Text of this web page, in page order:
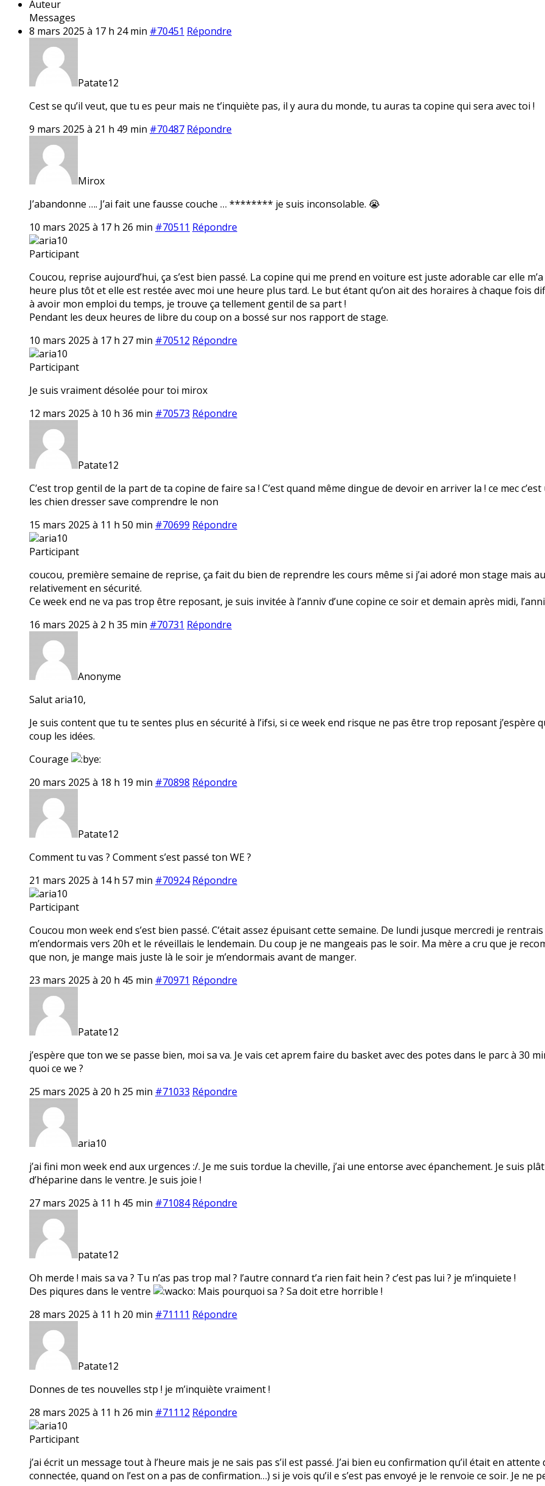
Auteur
Messages
8 mars 2025 à 17 h 24 min #70451 Répondre
Patate12
Cest se qu’il veut, que tu es peur mais ne t’inquiète pas, il y aura du monde, tu auras ta copine qui sera avec toi !
9 mars 2025 à 21 h 49 min #70487 Répondre
Mirox
J’abandonne …. J’ai fait une fausse couche … ******** je suis inconsolable. 😭
10 mars 2025 à 17 h 26 min #70511 Répondre
aria10
Participant
Coucou, reprise aujourd’hui, ça s’est bien passé. La copine qui me prend en voiture est juste adorable car elle
heure plus tôt et elle est restée avec moi une heure plus tard. Le but étant qu’on ait des horaires à chaque fois
à avoir mon emploi du temps, je trouve ça tellement gentil de sa part !
Pendant les deux heures de libre du coup on a bossé sur nos rapport de stage.
10 mars 2025 à 17 h 27 min #70512 Répondre
aria10
Participant
Je suis vraiment désolée pour toi mirox
12 mars 2025 à 10 h 36 min #70573 Répondre
Patate12
C’est trop gentil de la part de ta copine de faire sa ! C’est quand même dingue de devoir en arriver la ! ce mec
les chien dresser save comprendre le non
15 mars 2025 à 11 h 50 min #70699 Répondre
aria10
Participant
coucou, première semaine de reprise, ça fait du bien de reprendre les cours même si j’ai adoré mon stage mais
relativement en sécurité.
Ce week end ne va pas trop être reposant, je suis invitée à l’anniv d’une copine ce soir et demain après midi,
16 mars 2025 à 2 h 35 min #70731 Répondre
Anonyme
Salut aria10,
Je suis content que tu te sentes plus en sécurité à l’ifsi, si ce week end risque ne pas être trop reposant j’espère
coup les idées.
Courage
20 mars 2025 à 18 h 19 min #70898 Répondre
Patate12
Comment tu vas ? Comment s’est passé ton WE ?
21 mars 2025 à 14 h 57 min #70924 Répondre
aria10
Participant
Coucou mon week end s’est bien passé. C’était assez épuisant cette semaine. De lundi jusque mercredi je
m’endormais vers 20h et le réveillais le lendemain. Du coup je ne mangeais pas le soir. Ma mère a cru que je
que non, je mange mais juste là le soir je m’endormais avant de manger.
23 mars 2025 à 20 h 45 min #70971 Répondre
Patate12
j’espère que ton we se passe bien, moi sa va. Je vais cet aprem faire du basket avec des potes dans le parc à 30
quoi ce we ?
25 mars 2025 à 20 h 25 min #71033 Répondre
aria10
j’ai fini mon week end aux urgences :/. Je me suis tordue la cheville, j’ai une entorse avec épanchement. Je suis
d’héparine dans le ventre. Je suis joie !
27 mars 2025 à 11 h 45 min #71084 Répondre
patate12
Oh merde ! mais sa va ? Tu n’as pas trop mal ? l’autre connard t’a rien fait hein ? c’est pas lui ? je m’inquiete !
Des piqures dans le ventre
Mais pourquoi sa ? Sa doit etre horrible !
28 mars 2025 à 11 h 20 min #71111 Répondre
Patate12
Donnes de tes nouvelles stp ! je m’inquiète vraiment !
28 mars 2025 à 11 h 26 min #71112 Répondre
aria10
Participant
j’ai écrit un message tout à l’heure mais je ne sais pas s’il est passé. J’ai bien eu confirmation qu’il était en
connectée, quand on l’est on a pas de confirmation…) si je vois qu’il e s’est pas envoyé je le renvoie ce soir. Je ne